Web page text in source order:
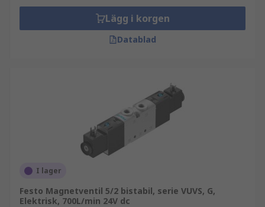
Lägg i korgen
Datablad
I lager
Festo Magnetventil 5/2 bistabil, serie VUVS, G,
Elektrisk, 700L/min 24V dc